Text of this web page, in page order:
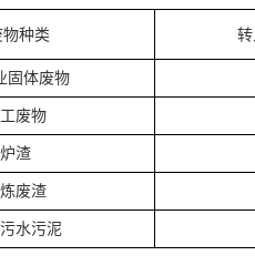
种类
固体废物
废物
炉渣
废渣
水污泥